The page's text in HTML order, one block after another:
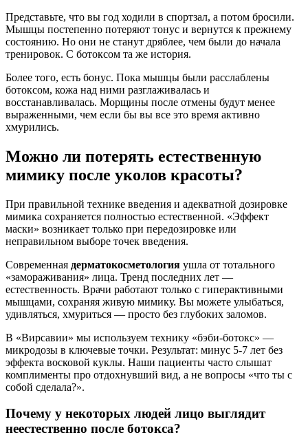
Представьте, что вы год ходили в спортзал, а потом бросили.
Мышцы постепенно потеряют тонус и вернутся к прежнему
состоянию. Но они не станут дряблее, чем были до начала
тренировок. С ботоксом та же история.
Более того, есть бонус. Пока мышцы были расслаблены
ботоксом, кожа над ними разглаживалась и
восстанавливалась. Морщины после отмены будут менее
выраженными, чем если бы вы все это время активно
хмурились.
Можно ли потерять естественную
мимику после уколов красоты?
При правильной технике введения и адекватной дозировке
мимика сохраняется полностью естественной. «Эффект
маски» возникает только при передозировке или
неправильном выборе точек введения.
Современная дерматокосметология ушла от тотального
«замораживания» лица. Тренд последних лет —
естественность. Врачи работают только с гиперактивными
мышцами, сохраняя живую мимику. Вы можете улыбаться,
удивляться, хмуриться — просто без глубоких заломов.
В «Вирсавии» мы используем технику «бэби-ботокс» —
микродозы в ключевые точки. Результат: минус 5-7 лет без
эффекта восковой куклы. Наши пациенты часто слышат
комплименты про отдохнувший вид, а не вопросы «что ты с
собой сделала?».
Почему у некоторых людей лицо выглядит
неестественно после ботокса?